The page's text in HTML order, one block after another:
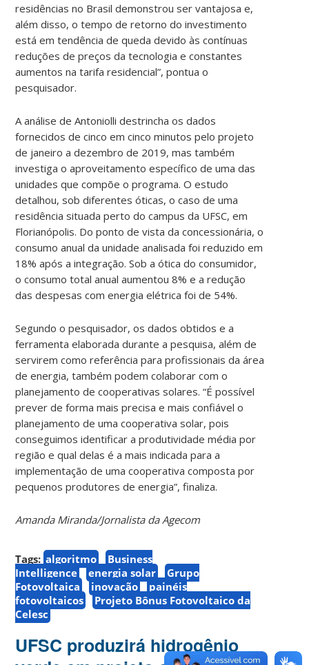
residências no Brasil demonstrou ser vantajosa e,
além disso, o tempo de retorno do investimento
está em tendência de queda devido às contínuas
reduções de preços da tecnologia e constantes
aumentos na tarifa residencial”, pontua o
pesquisador.
A análise de Antoniolli destrincha os dados
fornecidos de cinco em cinco minutos pelo projeto
de janeiro a dezembro de 2019, mas também
investiga o aproveitamento específico de uma das
unidades que compõe o programa. O estudo
detalhou, sob diferentes óticas, o caso de uma
residência situada perto do campus da UFSC, em
Florianópolis. Do ponto de vista da concessionária, o
consumo anual da unidade analisada foi reduzido em
18% após a integração. Sob a ótica do consumidor,
o consumo total anual aumentou 8% e a redução
das despesas com energia elétrica foi de 54%.
Segundo o pesquisador, os dados obtidos e a
ferramenta elaborada durante a pesquisa, além de
servirem como referência para profissionais da área
de energia, também podem colaborar com o
planejamento de cooperativas solares. “É possível
prever de forma mais precisa e mais confiável o
planejamento de uma cooperativa solar, pois
conseguimos identificar a produtividade média por
região e qual delas é a mais indicada para a
implementação de uma cooperativa composta por
pequenos produtores de energia”, finaliza.
Amanda Miranda/Jornalista da Agecom
Tags: algoritmo
Business
Intelligence
energia solar
Grupo
Fotovoltaica
inovação
painéis
fotovoltaicos
Projeto Bônus Fotovoltaico da
Celesc
UFSC produzirá hidrogênio